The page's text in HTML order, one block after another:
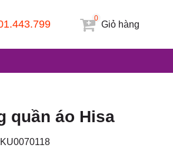
Giỏ hàng
0
quần áo Hisa